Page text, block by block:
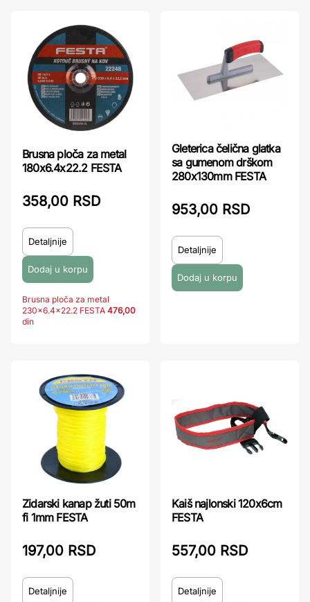
Brusna ploča za metal
180x6.4x22.2 FESTA
358,00 RSD
Detaljnije
Brusna ploča za metal
230x6.4x22.2 FESTA 476,00
din
Gleterica čelična glatka
sa gumenom drškom
280x130mm FESTA
953,00 RSD
Detaljnije
Zidarski kanap žuti 50m
fi 1mm FESTA
197,00 RSD
Detaljnije
Kaiš najlonski 120x6cm
FESTA
557,00 RSD
Detaljnije